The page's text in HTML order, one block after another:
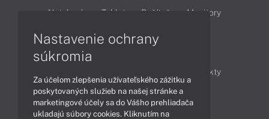
Notebooky Tablety Počítače Monitory
Produkty
Technológie
Videá
Nastavenie ochrany
súkromia
Za účelom zlepšenia užívateľského zážitku a
poskytovaných služieb na našej stránke a
marketingové účely sa do Vášho prehliadača
ukladajú súbory cookies. Kliknutím na